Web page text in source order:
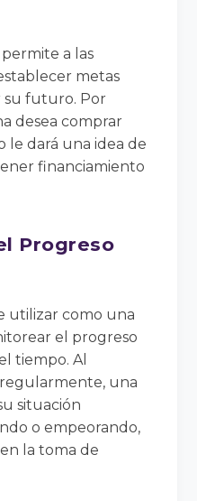
a las
metas
su futuro. Por
desea comprar
le dará una idea de
financiamiento
Progreso
utilizar como una
el progreso
tiempo. Al
una
situación
o empeorando,
la toma de